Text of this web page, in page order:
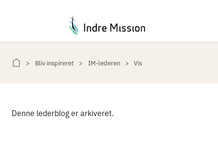
Bliv inspireret IM-lederen Vis
Denne lederblog er arkiveret.